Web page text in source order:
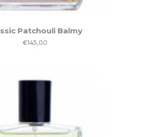
Patchouli Balmy
€145,00